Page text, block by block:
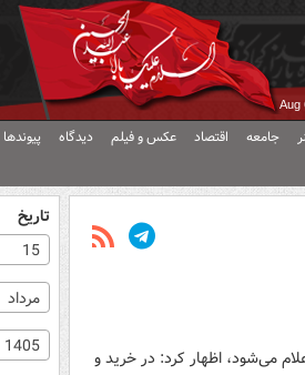
Aug
جامعه اقتصاد عکس و فیلم دیدگاه پیوندها
می‌شود، اظهار کرد: در خرید و
تاریخ
15
مرداد
1405